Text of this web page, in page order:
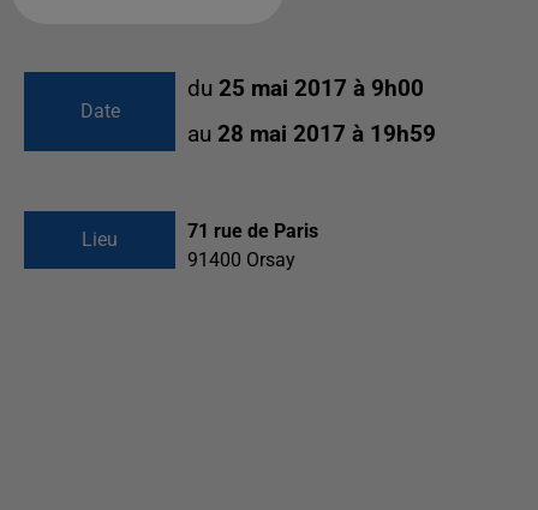
Date
du 25 mai 2017 à 9h00
au 28 mai 2017 à 19h59
Lieu
71 rue de Paris
91400 Orsay